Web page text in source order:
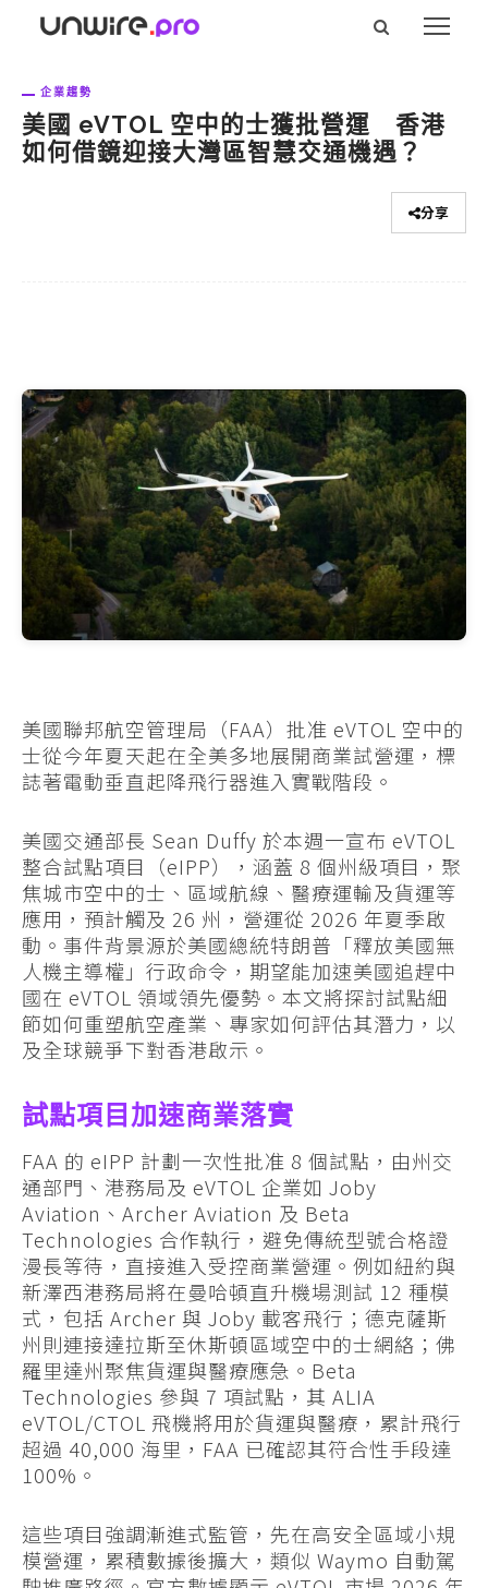
企業趨勢
美國 eVTOL 空中的士獲批營運 香港
如何借鏡迎接大灣區智慧交通機遇？
分享
美國聯邦航空管理局（FAA）批准 eVTOL 空中的
士從今年夏天起在全美多地展開商業試營運，標
誌著電動垂直起降飛行器進入實戰階段。
美國交通部長 Sean Duffy 於本週一宣布 eVTOL
整合試點項目（eIPP），涵蓋 8 個州級項目，聚
焦城市空中的士、區域航線、醫療運輸及貨運等
應用，預計觸及 26 州，營運從 2026 年夏季啟
動。事件背景源於美國總統特朗普「釋放美國無
人機主導權」行政命令，期望能加速美國追趕中
國在 eVTOL 領域領先優勢。本文將探討試點細
節如何重塑航空產業、專家如何評估其潛力，以
及全球競爭下對香港啟示。
試點項目加速商業落實
FAA 的 eIPP 計劃一次性批准 8 個試點，由州交
通部門、港務局及 eVTOL 企業如 Joby
Aviation、Archer Aviation 及 Beta
Technologies 合作執行，避免傳統型號合格證
漫長等待，直接進入受控商業營運。例如紐約與
新澤西港務局將在曼哈頓直升機場測試 12 種模
式，包括 Archer 與 Joby 載客飛行；德克薩斯
州則連接達拉斯至休斯頓區域空中的士網絡；佛
羅里達州聚焦貨運與醫療應急。Beta
Technologies 參與 7 項試點，其 ALIA
eVTOL/CTOL 飛機將用於貨運與醫療，累計飛行
超過 40,000 海里，FAA 已確認其符合性手段達
100%。
這些項目強調漸進式監管，先在高安全區域小規
模營運，累積數據後擴大，類似 Waymo 自動駕